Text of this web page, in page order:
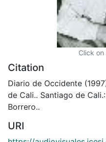
Click
Citation
Diario de Occidente
de Cali.. Santiago de
Borrero..
URI